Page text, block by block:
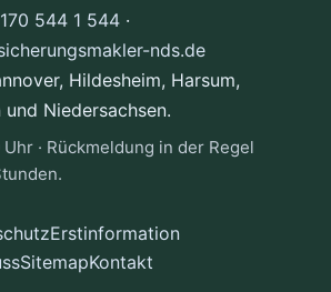
544 1 544 ·
nds.de
Hildesheim, Harsum,
Niedersachsen.
· Rückmeldung in der Regel
Erstinformation
SitemapKontakt